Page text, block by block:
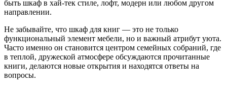
быть шкаф в хай-тек стиле, лофт, модерн или любом другом
направлении.
Не забывайте, что шкаф для книг — это не только
функциональный элемент мебели, но и важный атрибут уюта.
Часто именно он становится центром семейных собраний, где
в теплой, дружеской атмосфере обсуждаются прочитанные
книги, делаются новые открытия и находятся ответы на
вопросы.